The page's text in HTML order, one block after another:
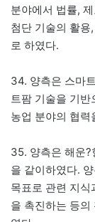
분야에서 법률,
첨단 기술의 활용
로 하였다.
34. 양측은 스마
트팜 기술을 기
농업 분야의 협력
35. 양측은 해운?
을 같이하였다.
목표로 관련 지식
을 촉진하는 등